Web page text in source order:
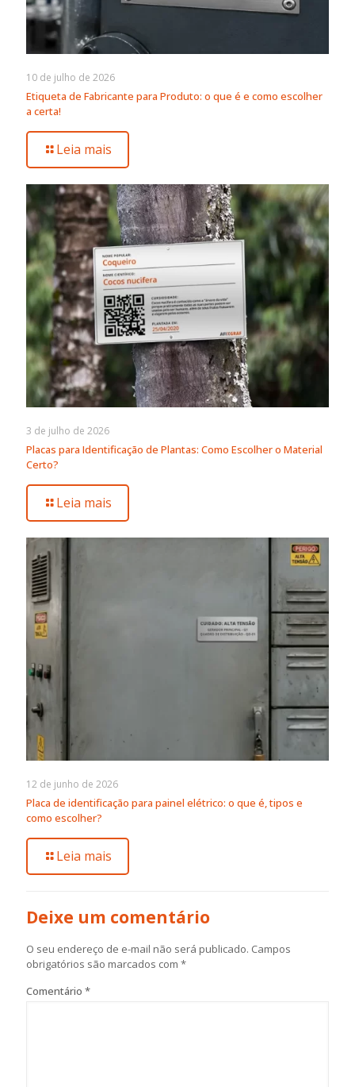
10 de julho de 2026
Etiqueta de Fabricante para Produto: o que é e como escolher
a certa!
Leia mais
3 de julho de 2026
Placas para Identificação de Plantas: Como Escolher o Material
Certo?
Leia mais
12 de junho de 2026
Placa de identificação para painel elétrico: o que é, tipos e
como escolher?
Leia mais
Deixe um comentário
O seu endereço de e-mail não será publicado. Campos
obrigatórios são marcados com *
Comentário *